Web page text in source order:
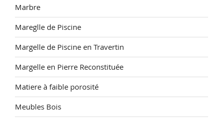
Marbre
Mareglle de Piscine
Margelle de Piscine en Travertin
Margelle en Pierre Reconstituée
Matiere à faible porosité
Meubles Bois